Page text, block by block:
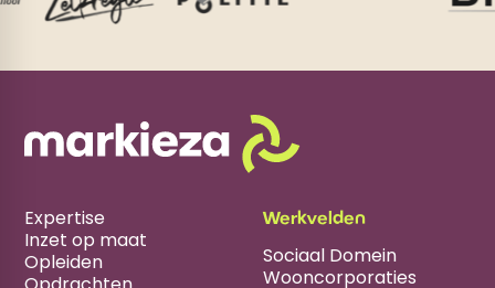
Expertise
Inzet op maat
Opleiden
Werkvelden
Sociaal Domein
Wooncorporaties